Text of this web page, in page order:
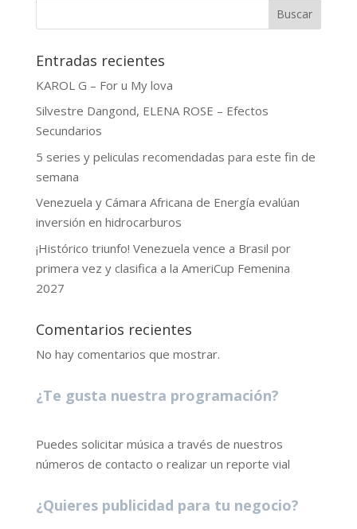
Buscar
Entradas recientes
KAROL G – For u My lova
Silvestre Dangond, ELENA ROSE – Efectos
Secundarios
5 series y peliculas recomendadas para este fin de
semana
Venezuela y Cámara Africana de Energía evalúan
inversión en hidrocarburos
¡Histórico triunfo! Venezuela vence a Brasil por
primera vez y clasifica a la AmeriCup Femenina
2027
Comentarios recientes
No hay comentarios que mostrar.
¿Te gusta nuestra programación?
Puedes solicitar música a través de nuestros
números de contacto o realizar un reporte vial
¿Quieres publicidad para tu negocio?